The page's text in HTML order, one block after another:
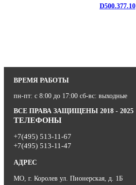
D500.377.10
ВРЕМЯ РАБОТЫ
пн-пт: с 8:00 до 17:00 сб-вс: выходные
ВСЕ ПРАВА ЗАЩИЩЕНЫ 2018 - 2025
ТЕЛЕФОНЫ
+7(495) 513-11-67
+7(495) 513-11-47
АДРЕС
МО, г. Королев ул. Пионерская, д. 1Б